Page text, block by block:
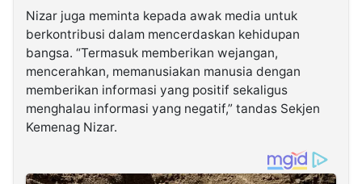
Nizar juga meminta kepada awak media untuk
berkontribusi dalam mencerdaskan kehidupan
bangsa. “Termasuk memberikan wejangan,
mencerahkan, memanusiakan manusia dengan
memberikan informasi yang positif sekaligus
menghalau informasi yang negatif,” tandas Sekjen
Kemenag Nizar.